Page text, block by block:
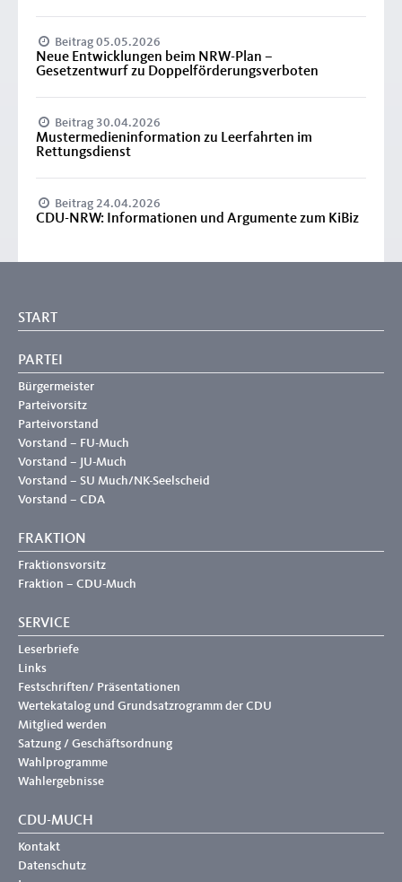
Beitrag 05.05.2026
Neue Entwicklungen beim NRW-Plan –
Gesetzentwurf zu Doppelförderungsverboten
Beitrag 30.04.2026
Mustermedieninformation zu Leerfahrten im
Rettungsdienst
Beitrag 24.04.2026
CDU-NRW: Informationen und Argumente zum KiBiz
START
PARTEI
Bürgermeister
Parteivorsitz
Parteivorstand
Vorstand – FU-Much
Vorstand – JU-Much
Vorstand – SU Much/NK-Seelscheid
Vorstand – CDA
FRAKTION
Fraktionsvorsitz
Fraktion – CDU-Much
SERVICE
Leserbriefe
Links
Festschriften/ Präsentationen
Wertekatalog und Grundsatzrogramm der CDU
Mitglied werden
Satzung / Geschäftsordnung
Wahlprogramme
Wahlergebnisse
CDU-MUCH
Kontakt
Datenschutz